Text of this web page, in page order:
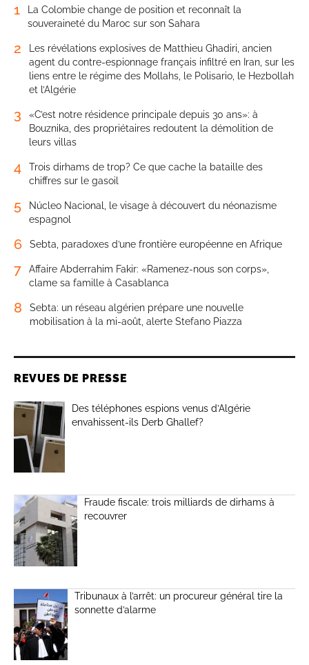
1
La Colombie change de position et reconnaît la
souveraineté du Maroc sur son Sahara
2
Les révélations explosives de Matthieu Ghadiri, ancien
agent du contre-espionnage français infiltré en Iran, sur les
liens entre le régime des Mollahs, le Polisario, le Hezbollah
et l’Algérie
3
«C’est notre résidence principale depuis 30 ans»: à
Bouznika, des propriétaires redoutent la démolition de
leurs villas
4
Trois dirhams de trop? Ce que cache la bataille des
chiffres sur le gasoil
5
Núcleo Nacional, le visage à découvert du néonazisme
espagnol
6 Sebta, paradoxes d’une frontière européenne en Afrique
7
Affaire Abderrahim Fakir: «Ramenez-nous son corps»,
clame sa famille à Casablanca
8
Sebta: un réseau algérien prépare une nouvelle
mobilisation à la mi-août, alerte Stefano Piazza
REVUES DE PRESSE
Des téléphones espions venus d’Algérie
envahissent-ils Derb Ghallef?
Fraude fiscale: trois milliards de dirhams à
recouvrer
Tribunaux à l’arrêt: un procureur général tire la
sonnette d’alarme